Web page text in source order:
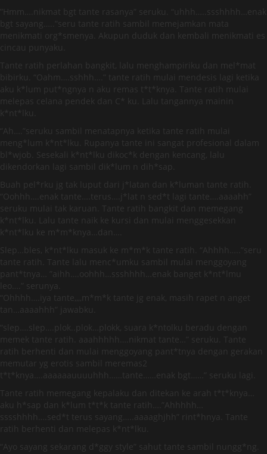
”Hmm….nikmat bgt tante rasanya” seruku. “uhhh…..ssshhhh…enak
bgt sayang…..”seru tante ratih sambil memejamkan mata
menikmati org*smenya. Akupun duduk dan kembali menikmati es
cincau punyaku.
Tante ratih perlahan bangkit, lalu menghampiriku dan mel*mat
bibirku. “Oahm….sshhh….” tante ratih mulai mendesis lagi ketika
aku k*lum put*ngnya n aku remas t*t*knya. Tante ratih mulai
melepas celana pendek dan C* ku. Lalu tangannya mainin
k*nt*lku.
“Ah….”seruku sambil menatapnya ketika tante ratih mulai
meng*lum k*nt*lku. Rupanya tante ini sangat profesional dalam
bl*wjob. Sesekali k*nt*lku dikoc*k dengan kencang, lalu
dikendorkan lagi sambil dik*lum n dih*sap.
Buah pel*rku jg tak luput dari j*latan dan k*luman tante ratih.
“Oohhh….enak tante….terus….j*lat n sed*t lagi tante….aaaahh”
seruku mulai tak karuan. Tante ratih bangkit dan memegang
k*nt*lku. Lalu tante naik ke kursi dan mulai menggesekkan
k*nt*lku ke m*m*knya…dan….
Slep…bles, k*nt*lku masuk ke m*m*k tante ratih. “Ahhhh…..”seru
tante ratih. Tante lalu menc*umku sambil mulai menggoyang
pant*tnya… ”aihh….oohhh…ssshhhh…enak banget k*nt*lmu
leo….” serunya.
“Ohhhh….iya tante,,,,m*m*k tante jg enak, masih rapet n anget
tan…aaaahhh” jawabku.
“slep….slep….plok..plok…plokk, suara k*ntolku beradu dengan
memek tante ratih. aaahhhhh….nikmat tante…” seruku. Tante
ratih berhenti dan mulai menggoyang pant*tnya dengan gerakan
memutar yg erotis sambil meremas2
t*t*knya….aaaaaauuuuhhh……tante……enak bgt……” seruku lagi.
Tante ratih memegang kepalaku dan ditekan ke arah t*t*knya…
aku h*sap dan k*lum t*t*k tante ratih….”Ahhhhh…
sssshhhh….sed*t terus sayang…..aaaaghjhh” rint*hnya. Tante
ratih berhenti dan melepas k*nt*lku.
“Ayo sayang sekarang d*ggy style” sahut tante sambil nungg*ng.